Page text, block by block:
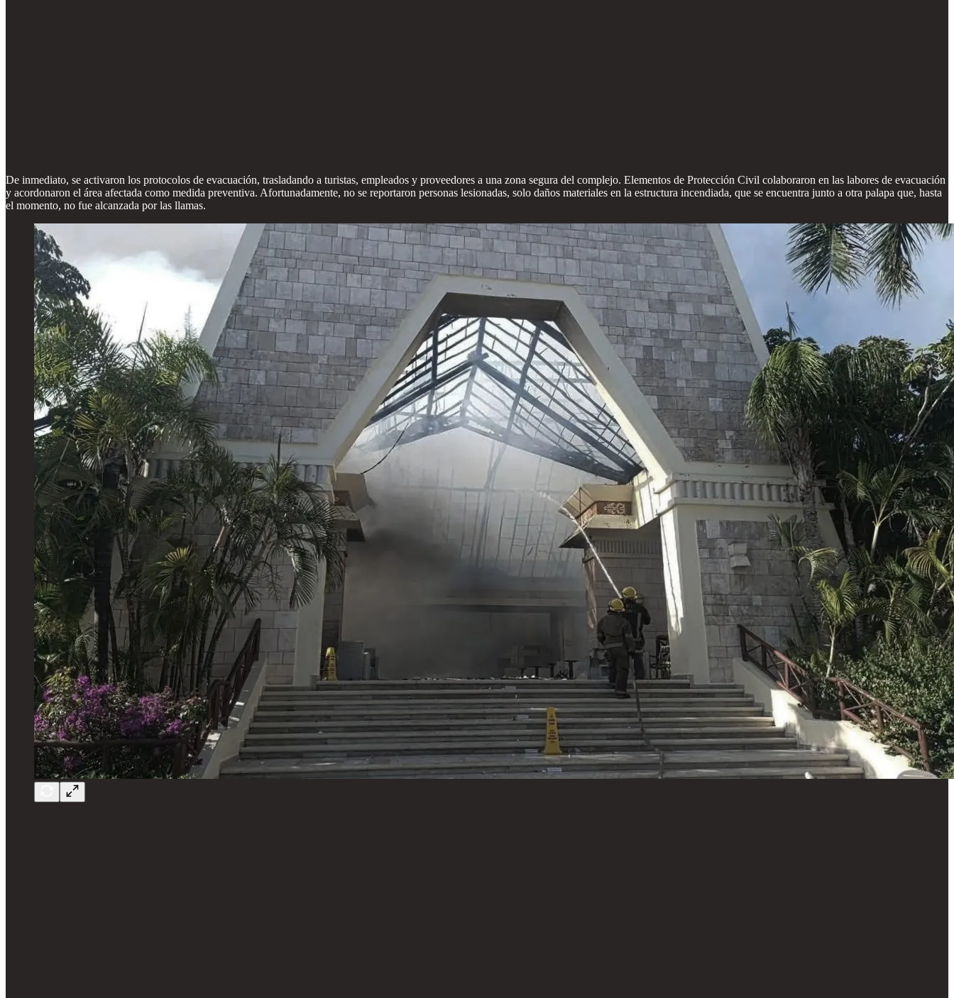
De inmediato, se activaron los protocolos de evacuación, trasladando a turistas, empleados y proveedores a una zona segura del complejo. Elementos de Protección Civil colaboraron en las labores de evacuación
y acordonaron el área afectada como medida preventiva. Afortunadamente, no se reportaron personas lesionadas, solo daños materiales en la estructura incendiada, que se encuentra junto a otra palapa que, hasta
el momento, no fue alcanzada por las llamas.